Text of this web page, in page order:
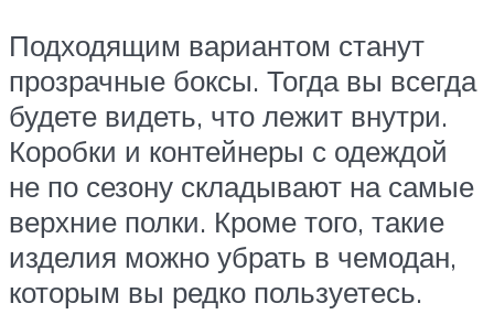
Подходящим вариантом станут
прозрачные боксы. Тогда вы всегда
будете видеть, что лежит внутри.
Коробки и контейнеры с одеждой
не по сезону складывают на самые
верхние полки. Кроме того, такие
изделия можно убрать в чемодан,
которым вы редко пользуетесь.